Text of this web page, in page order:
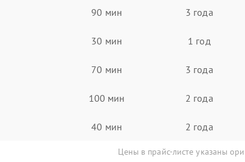
90 мин 3 года
30 мин 1 год
70 мин 3 года
100 мин 2 года
40 мин 2 года
Цены в прайс-листе указаны